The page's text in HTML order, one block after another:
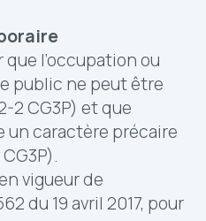
l’occupation ou
public ne peut être
2 CG3P) et que
un caractère précaire
vigueur de
du 19 avril 2017, pour